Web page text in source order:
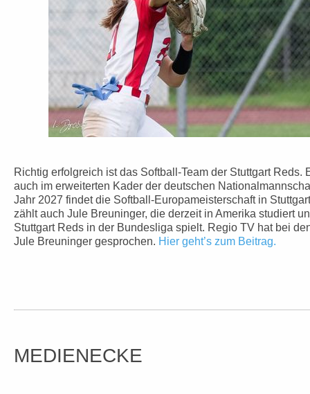
Richtig erfolgreich ist das Softball-Team der Stuttgart Reds.
auch im erweiterten Kader der deutschen
Jahr 2027 findet die Softball-Europameisterschaft in
zählt auch Jule Breuninger, die derzeit in Amerika studiert
Stuttgart Reds in der Bundesliga spielt. Regio TV hat bei
Jule Breuninger gesprochen. Hier geht’s zum Beitrag.
MEDIENECKE